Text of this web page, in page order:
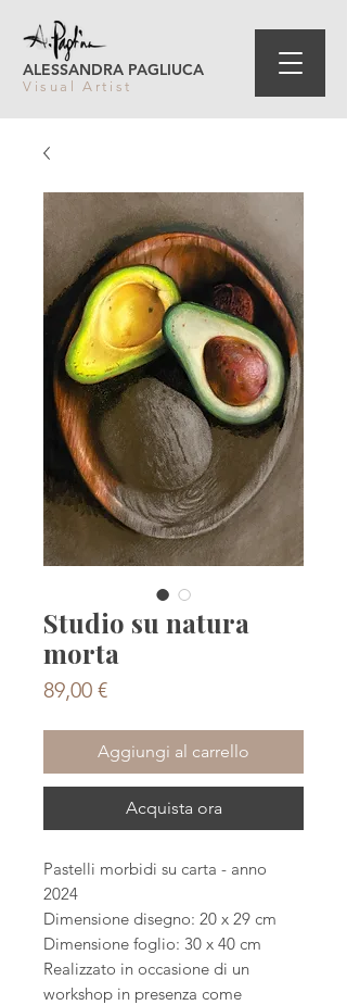
ALESSANDRA PAGLIUCA
Visual Artist
Studio su natura
morta
89,00 €Prezzo
Aggiungi al carrello
Acquista ora
Pastelli morbidi su carta - anno
2024
Dimensione disegno: 20 x 29 cm
Dimensione foglio: 30 x 40 cm
Realizzato in occasione di un
workshop in presenza come